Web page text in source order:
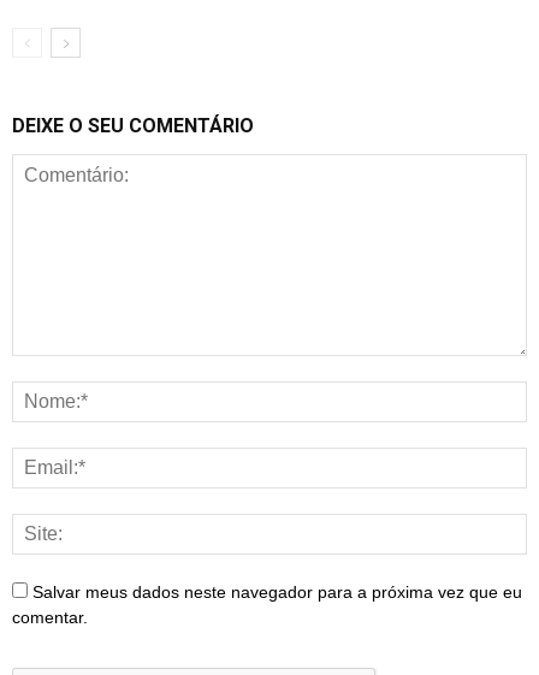
DEIXE O SEU COMENTÁRIO
Salvar meus dados neste navegador para a próxima vez que eu
comentar.